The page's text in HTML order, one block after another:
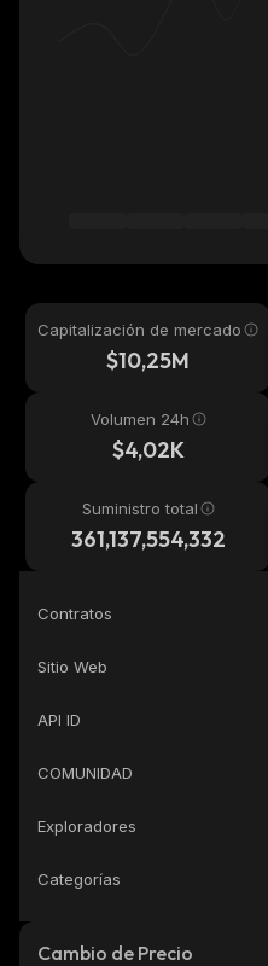
Capitalización de mercado
$10,25M
Volumen 24h
$4,02K
Suministro total
361,137,554,332
Contratos
Sitio Web
API ID
COMUNIDAD
Exploradores
Categorías
Cambio de Precio